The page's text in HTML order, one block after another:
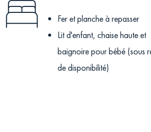
Fer et planche à repasser
Lit d'enfant, chaise haute et
baignoire pour bébé (sous
de disponibilité)